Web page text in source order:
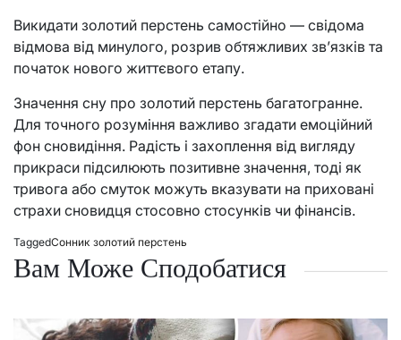
Викидати золотий перстень самостійно — свідома
відмова від минулого, розрив обтяжливих зв’язків та
початок нового життєвого етапу.
Значення сну про золотий перстень багатогранне.
Для точного розуміння важливо згадати емоційний
фон сновидіння. Радість і захоплення від вигляду
прикраси підсилюють позитивне значення, тоді як
тривога або смуток можуть вказувати на приховані
страхи сновидця стосовно стосунків чи фінансів.
TaggedСонник золотий перстень
Вам Може Сподобатися